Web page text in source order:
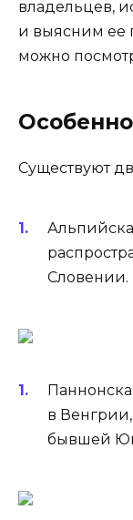
владельцев,
и выясним ее
можно
Существуют
Словении.
в
бывшей